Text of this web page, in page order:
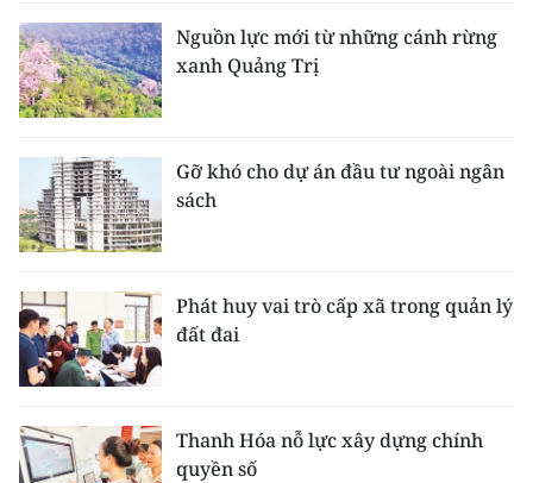
Nguồn lực mới từ những cánh rừng
xanh Quảng Trị
Gỡ khó cho dự án đầu tư ngoài ngân
sách
Phát huy vai trò cấp xã trong quản lý
đất đai
Thanh Hóa nỗ lực xây dựng chính
quyền số